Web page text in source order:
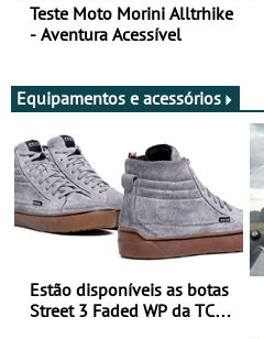
Teste Moto Morini Alltrhike
- Aventura Acessível
Equipamentos e acessórios
Estão disponíveis as botas
Street 3 Faded WP da TCX